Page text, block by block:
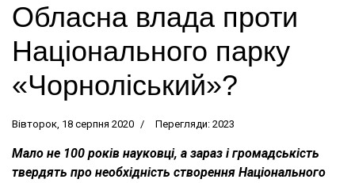
Обласна влада проти
Національного парку
«Чорноліський»?
Вівторок, 18 серпня 2020 Перегляди: 2023
Мало не 100 років науковці, а зараз і громадськість
твердять про необхідність створення Національного